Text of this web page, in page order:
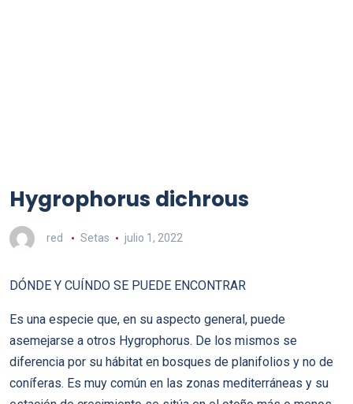
Hygrophorus dichrous
red Setas julio 1, 2022
DÓNDE Y CUÍNDO SE PUEDE ENCONTRAR
Es una especie que, en su aspecto general, puede
asemejarse a otros Hygrophorus. De los mismos se
diferencia por su hábitat en bosques de planifolios y no de
coníferas. Es muy común en las zonas mediterráneas y su